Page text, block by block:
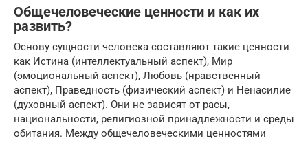
Общечеловеческие ценности и как их
развить?
Основу сущности человека составляют такие ценности
как Истина (интеллектуальный аспект), Мир
(эмоциональный аспект), Любовь (нравственный
аспект), Праведность (физический аспект) и Ненасилие
(духовный аспект). Они не зависят от расы,
национальности, религиозной принадлежности и среды
обитания. Между общечеловеческими ценностями